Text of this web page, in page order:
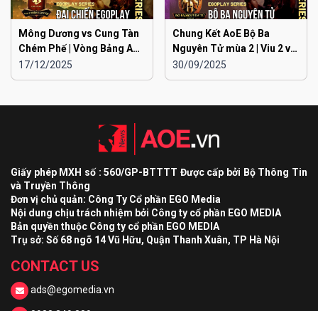
Mông Dương vs Cung Tàn
Chém Phế | Vòng Bảng AoE
Toàn Quốc Đại Chiến
EGOPLAY mùa 2
17/12/2025
Chung Kết AoE Bộ Ba
Nguyên Tử mùa 2 | Viu 2 vs
Viu 1
30/09/2025
Giấy phép MXH số : 560/GP-BTTTT Được cấp bởi Bộ Thông Tin
và Truyền Thông
Đơn vị chủ quản: Công Ty Cổ phần EGO Media
Nội dung chịu trách nhiệm bởi Công ty cổ phần EGO MEDIA
Bản quyền thuộc Công ty cổ phần EGO MEDIA
Trụ sở: Số 68 ngõ 14 Vũ Hữu, Quận Thanh Xuân, TP Hà Nội
CONTACT US
ads@egomedia.vn